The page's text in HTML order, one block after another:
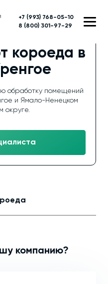
+7 (993) 768-05-10
8 (800) 301-97-29
короеда в
обработку помещений
и Ямало-Ненецком
округе.
компанию?